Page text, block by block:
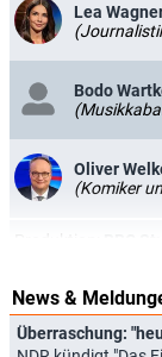
Lea
Bodo
Oliver
(Komiker
BBC
News &
Überraschung: